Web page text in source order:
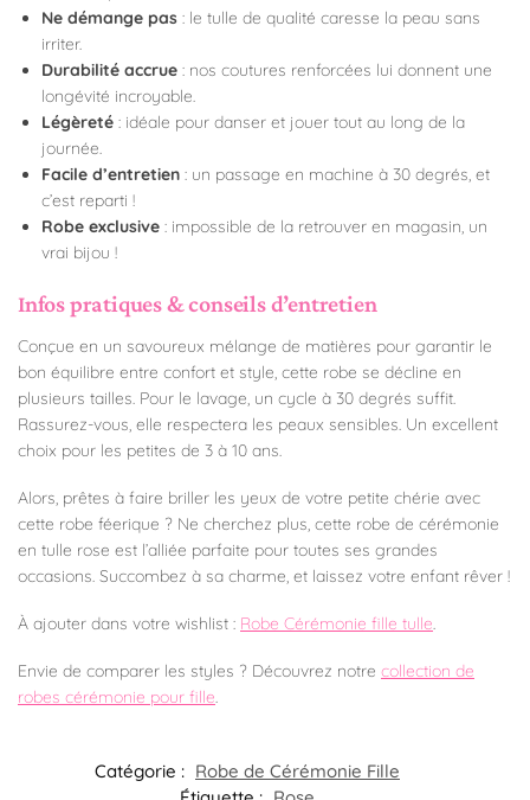
Ne démange pas : le tulle de qualité caresse la peau sans
irriter.
Durabilité accrue : nos coutures renforcées lui donnent une
longévité incroyable.
Légèreté : idéale pour danser et jouer tout au long de la
journée.
Facile d’entretien : un passage en machine à 30 degrés, et
c’est reparti !
Robe exclusive : impossible de la retrouver en magasin, un
vrai bijou !
Infos pratiques & conseils d’entretien
Conçue en un savoureux mélange de matières pour garantir le
bon équilibre entre confort et style, cette robe se décline en
plusieurs tailles. Pour le lavage, un cycle à 30 degrés suffit.
Rassurez-vous, elle respectera les peaux sensibles. Un excellent
choix pour les petites de 3 à 10 ans.
Alors, prêtes à faire briller les yeux de votre petite chérie avec
cette robe féerique ? Ne cherchez plus, cette robe de cérémonie
en tulle rose est l’alliée parfaite pour toutes ses grandes
occasions. Succombez à sa charme, et laissez votre enfant rêver !
À ajouter dans votre wishlist : Robe Cérémonie fille tulle.
Envie de comparer les styles ? Découvrez notre collection de
robes cérémonie pour fille.
Catégorie : Robe de Cérémonie Fille​